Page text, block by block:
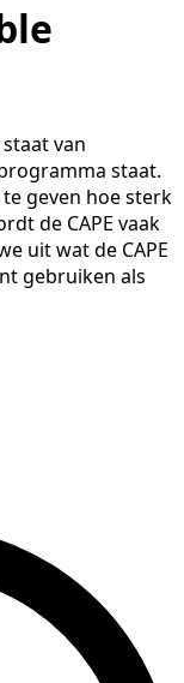
van
staat.
geven hoe sterk
de CAPE vaak
uit wat de CAPE
gebruiken als